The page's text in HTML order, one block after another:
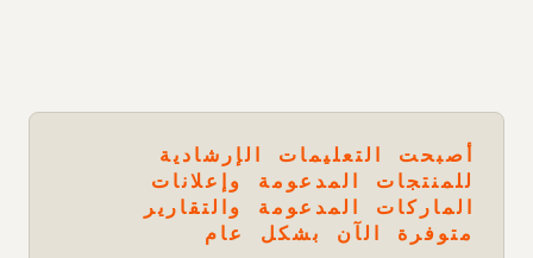
أصبحت التعليمات الإرشادية
للمنتجات المدعومة وإعلانات
الماركات المدعومة والتقارير
متوفرة الآن بشكل عام